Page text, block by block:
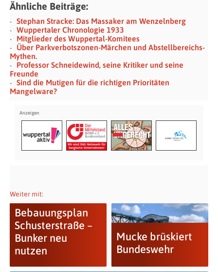
Ähnliche Beiträge:
Stephan Stracke: Das Massaker am Wenzelnberg
Wuppertaler Chronologie 1933
Mitglieder des Wuppertal-Komitees
Über Parkverbotszonen-Märchen und Abstellbereichs-
Mythen.
Professor Schneidewind, seine Kritiker und seine
Freunde
Sind die Mutigen für die richtigen Prioritäten
Mangelware?
Weiter mit:
Bebauungsplan
Schusterstraße –
Bunker neu
nutzen
Mucke brüskiert
Bundeswehr